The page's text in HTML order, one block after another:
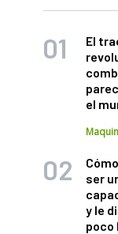
El
el
ser
y le
poco